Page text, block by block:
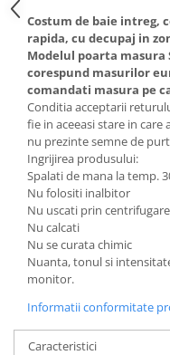
Costum de baie intreg,
rapida, cu decupaj in
Modelul poarta masura
corespund masurilor
comandati masura pe
Conditia acceptarii
fie in aceeasi stare in
nu prezinte semne de
Ingrijirea produsului:
Spalati de mana la temp.
Nu folositi inalbitor
Nu uscati prin centrifugare
Nu calcati
Nu se curata chimic
Nuanta, tonul si
monitor.
Informatii conformitate
Caracteristici